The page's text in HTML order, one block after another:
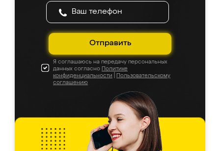
Отправить
Я соглашаюсь на передачу персональных
данных согласно Политике
конфиденциальности
Пользовательскому
соглашению